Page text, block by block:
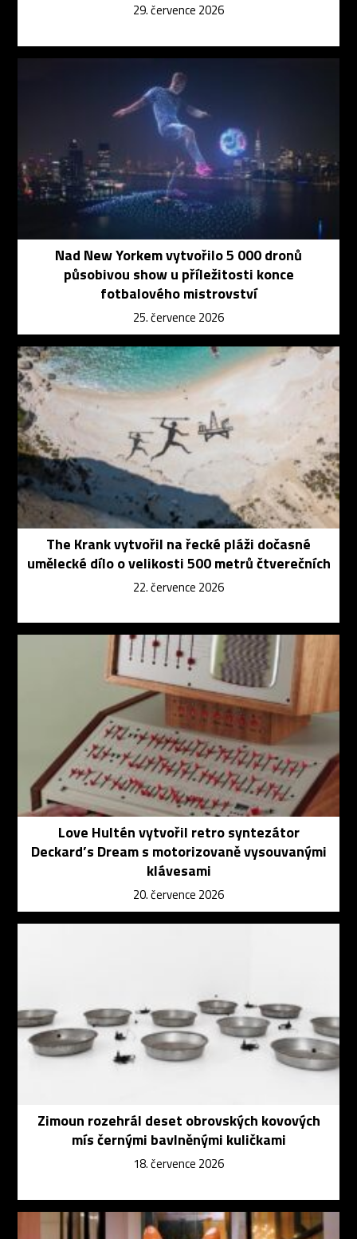
29. července 2026
Nad New Yorkem vytvořilo 5 000 dronů
působivou show u příležitosti konce
fotbalového mistrovství
25. července 2026
The Krank vytvořil na řecké pláži dočasné
umělecké dílo o velikosti 500 metrů čtverečních
22. července 2026
Love Hultén vytvořil retro syntezátor
Deckard’s Dream s motorizovaně vysouvanými
klávesami
20. července 2026
Zimoun rozehrál deset obrovských kovových
mís černými bavlněnými kuličkami
18. července 2026